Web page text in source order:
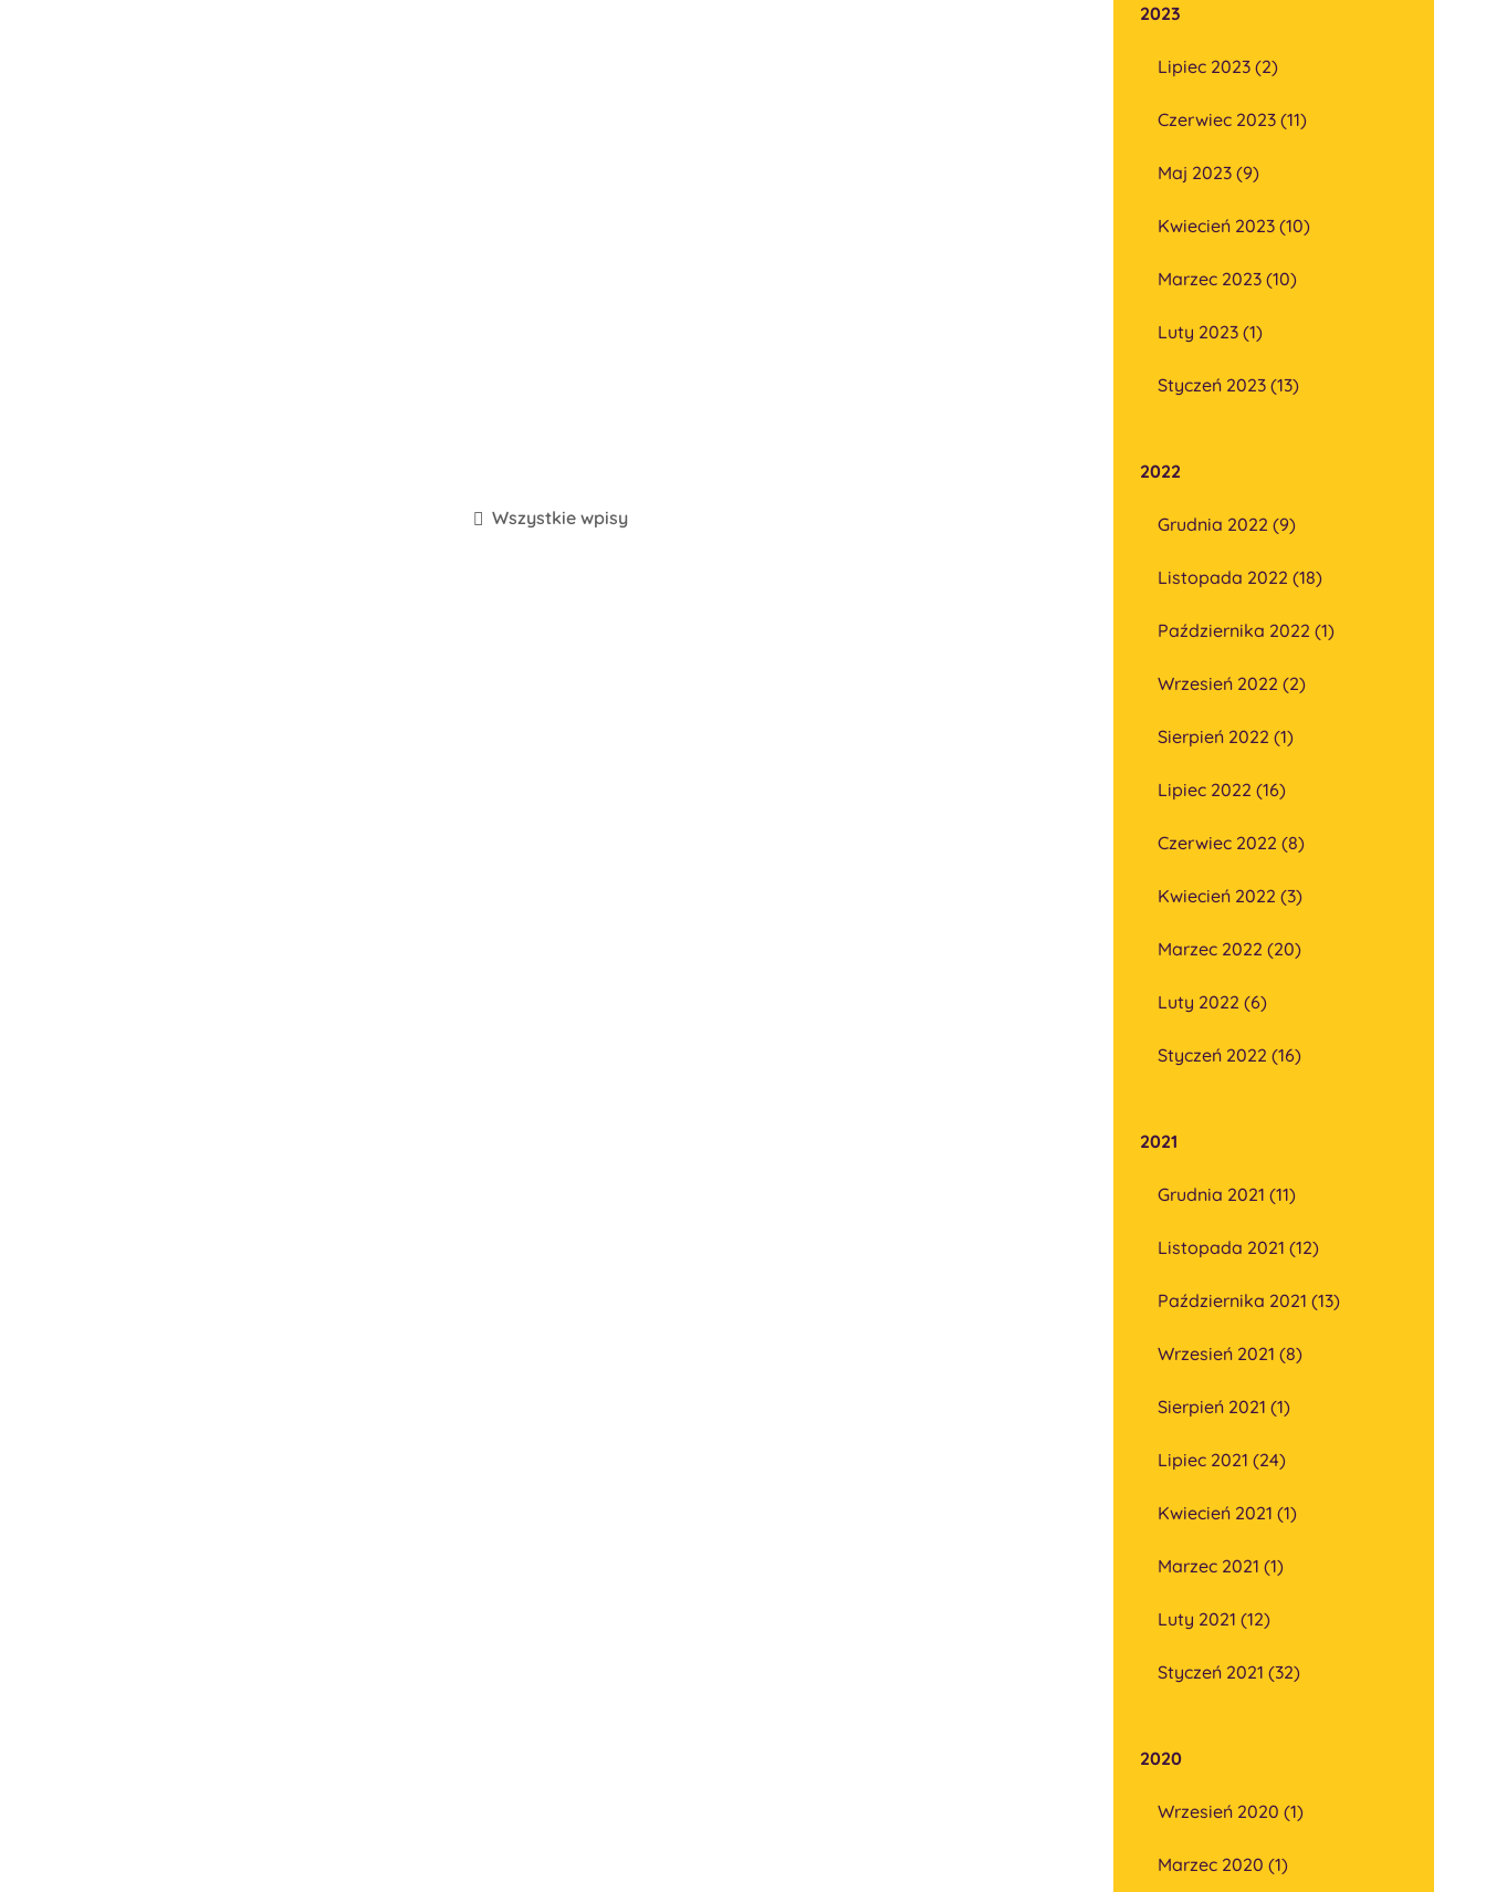
Wszystkie wpisy
2023
Lipiec 2023 (2)
Czerwiec 2023 (11)
Maj 2023 (9)
Kwiecień 2023 (10)
Marzec 2023 (10)
Luty 2023 (1)
Styczeń 2023 (13)
2022
Grudnia 2022 (9)
Listopada 2022 (18)
Października 2022 (1)
Wrzesień 2022 (2)
Sierpień 2022 (1)
Lipiec 2022 (16)
Czerwiec 2022 (8)
Kwiecień 2022 (3)
Marzec 2022 (20)
Luty 2022 (6)
Styczeń 2022 (16)
2021
Grudnia 2021 (11)
Listopada 2021 (12)
Października 2021 (13)
Wrzesień 2021 (8)
Sierpień 2021 (1)
Lipiec 2021 (24)
Kwiecień 2021 (1)
Marzec 2021 (1)
Luty 2021 (12)
Styczeń 2021 (32)
2020
Wrzesień 2020 (1)
Marzec 2020 (1)